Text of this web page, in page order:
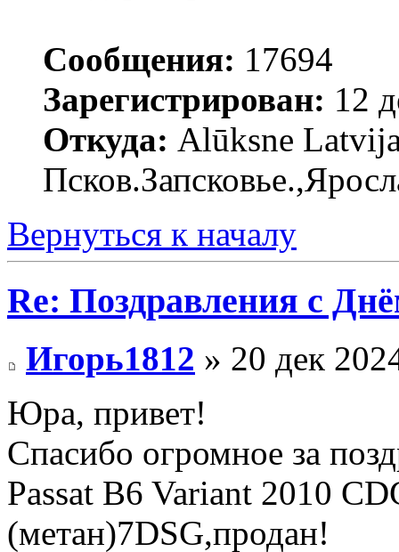
Сообщения: 17694
Зарегистрирован: 12
Откуда: Alūksne
Вернуться к началу
Re: Поздравления с
Игорь1812 » 20 дек
Юра, привет!
Спасибо огромное за
Passat B6 Variant 2010
(метан)7DSG,продан!